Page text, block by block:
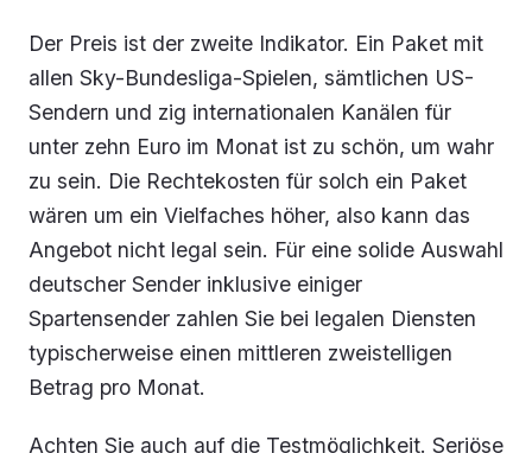
Der Preis ist der zweite Indikator. Ein Paket mit
allen Sky-Bundesliga-Spielen, sämtlichen US-
Sendern und zig internationalen Kanälen für
unter zehn Euro im Monat ist zu schön, um wahr
zu sein. Die Rechtekosten für solch ein Paket
wären um ein Vielfaches höher, also kann das
Angebot nicht legal sein. Für eine solide Auswahl
deutscher Sender inklusive einiger
Spartensender zahlen Sie bei legalen Diensten
typischerweise einen mittleren zweistelligen
Betrag pro Monat.
Achten Sie auch auf die Testmöglichkeit. Seriöse